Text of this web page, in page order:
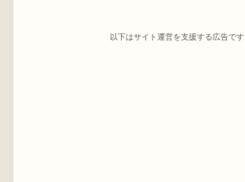
以下はサイト運営を支援する広告です